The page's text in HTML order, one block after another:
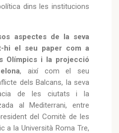
dins les institucions
aspectes de la seva
hi el seu paper com a
Olímpics i la projecció
, així com el seu
dels Balcans, la seva
de les ciutats i la
al Mediterrani, entre
del Comitè de les
a la Università Roma Tre,